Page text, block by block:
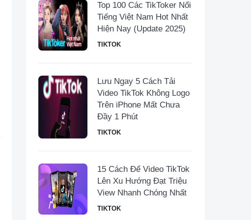
Top 100 Các TikToker Nổi
Tiếng Việt Nam Hot Nhất
Hiện Nay (Update 2025)
TIKTOK
Lưu Ngay 5 Cách Tải
Video TikTok Không Logo
Trên iPhone Mất Chưa
Đầy 1 Phút
TIKTOK
15 Cách Để Video TikTok
Lên Xu Hướng Đạt Triệu
View Nhanh Chóng Nhất
TIKTOK